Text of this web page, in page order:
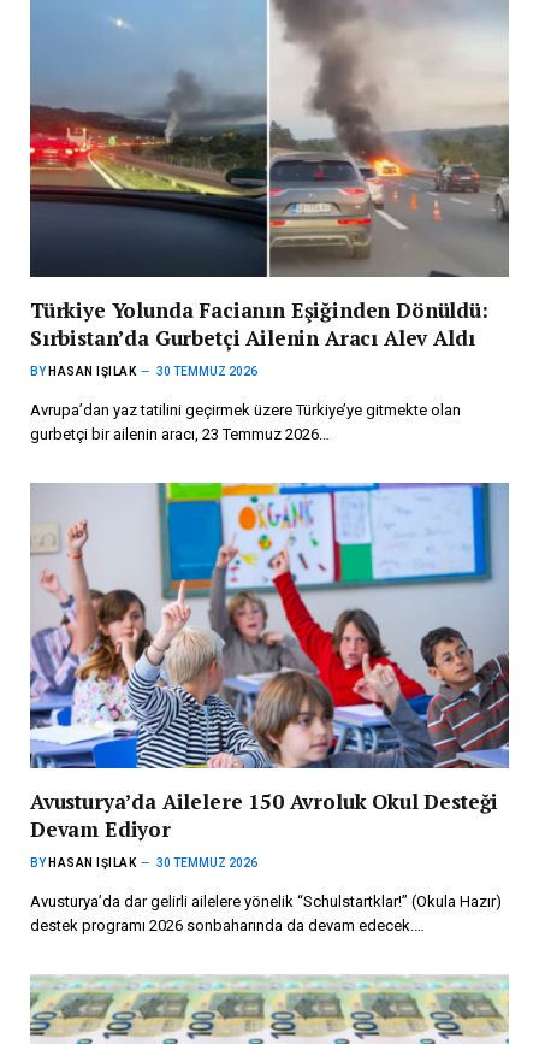
Türkiye Yolunda Facianın Eşiğinden Dönüldü:
Sırbistan’da Gurbetçi Ailenin Aracı Alev Aldı
BY HASAN IŞILAK 30 TEMMUZ 2026
Avrupa’dan yaz tatilini geçirmek üzere Türkiye’ye gitmekte olan
gurbetçi bir ailenin aracı, 23 Temmuz 2026…
Avusturya’da Ailelere 150 Avroluk Okul Desteği
Devam Ediyor
BY HASAN IŞILAK 30 TEMMUZ 2026
Avusturya’da dar gelirli ailelere yönelik “Schulstartklar!” (Okula Hazır)
destek programı 2026 sonbaharında da devam edecek.…